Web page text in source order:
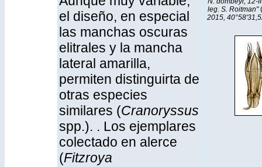
el diseño, en especial
las manchas oscuras
elitrales y la mancha
lateral amarilla,
permiten distinguirta de
otras especies
similares (Cranoryssus
spp.). . Los ejemplares
colectado en alerce
(Fitzroya
leg. S. Roitman"
2015,